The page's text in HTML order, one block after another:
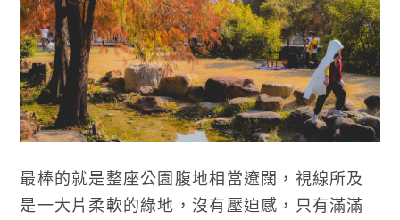
最棒的就是整座公園腹地相當遼闊，視線所及
是一大片柔軟的綠地，沒有壓迫感，只有滿滿